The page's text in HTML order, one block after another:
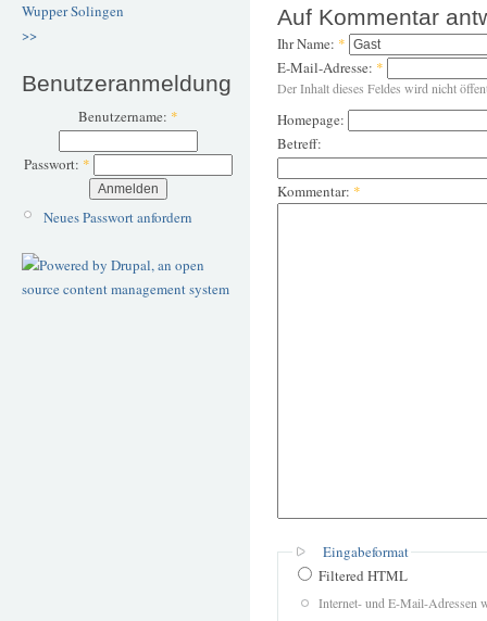
WupperSolingen
>>
Benutzeranmeldung
Benutzername: *
Passwort: *
Neues Passwort anfordern
Auf Kommentar
Ihr Name: *
E-Mail-Adresse: *
Der Inhalt dieses Feldes wird nicht
Homepage:
Betreff:
Kommentar: *
Eingabeformat
Filtered HTML
Internet- und E-Mail-Adressen